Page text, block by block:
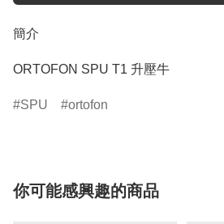
簡介
ORTOFON SPU T1 升壓牛
SPU ortofon
你可能感興趣的商品